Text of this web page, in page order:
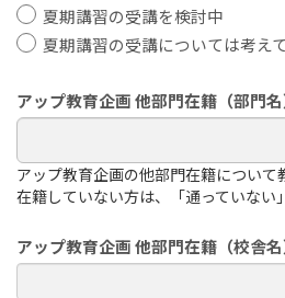
夏期講習の受講を検討中
夏期講習の受講については考え
アップ教育企画 他部門在籍（部門名
アップ教育企画の他部門在籍について
在籍していない方は、「通っていない
アップ教育企画 他部門在籍（校舎名